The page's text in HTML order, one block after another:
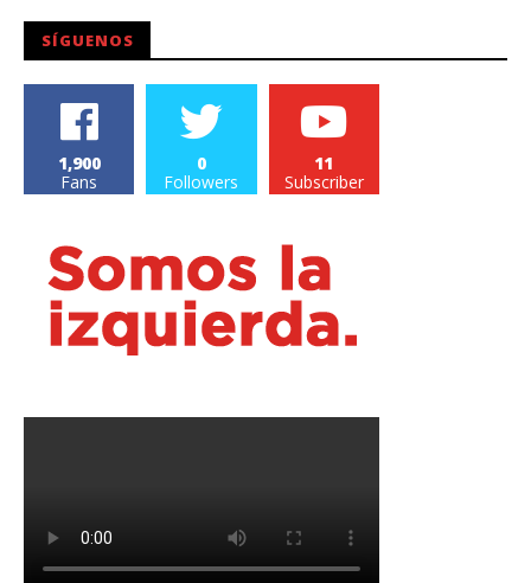
SÍGUENOS
1,900
Fans
0
Followers
11
Subscriber